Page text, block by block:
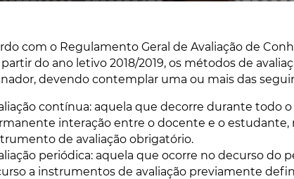
com o Regulamento Geral de Avaliação de
do ano letivo 2018/2019, os métodos de
devendo contemplar uma ou mais das
contínua: aquela que decorre durante todo
interação entre o docente e o estudante,
de avaliação obrigatório.
periódica: aquela que ocorre no decurso
a instrumentos de avaliação previamente